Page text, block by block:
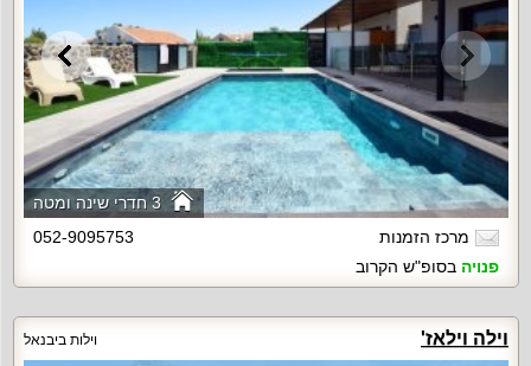
3 חדרי שינה ומטה
מרכז הזמנות
052-9095753
פנויה בסופ"ש הקרוב
וילה וילאז' וילות ביבנאל